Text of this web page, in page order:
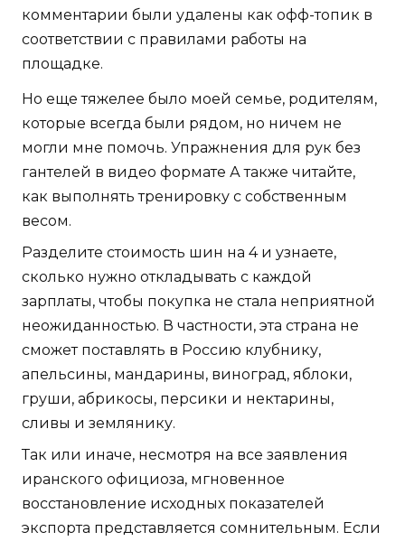
комментарии были удалены как офф-топик в
соответствии с правилами работы на
площадке.
Но еще тяжелее было моей семье, родителям,
которые всегда были рядом, но ничем не
могли мне помочь. Упражнения для рук без
гантелей в видео формате А также читайте,
как выполнять тренировку с собственным
весом.
Разделите стоимость шин на 4 и узнаете,
сколько нужно откладывать с каждой
зарплаты, чтобы покупка не стала неприятной
неожиданностью. В частности, эта страна не
сможет поставлять в Россию клубнику,
апельсины, мандарины, виноград, яблоки,
груши, абрикосы, персики и нектарины,
сливы и землянику.
Так или иначе, несмотря на все заявления
иранского официоза, мгновенное
восстановление исходных показателей
экспорта представляется сомнительным. Если